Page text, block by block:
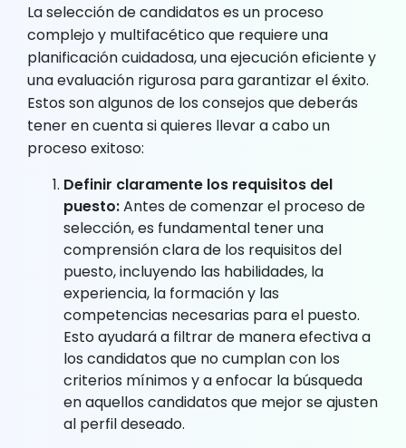
La selección de candidatos es un proceso
complejo y multifacético que requiere una
planificación cuidadosa, una ejecución eficiente y
una evaluación rigurosa para garantizar el éxito.
Estos son algunos de los consejos que deberás
tener en cuenta si quieres llevar a cabo un
proceso exitoso:
Definir claramente los requisitos del
puesto:Antes de comenzar el proceso de
selección, es fundamental tener una
comprensión clara de los requisitos del
puesto, incluyendo las habilidades, la
experiencia, la formación y las
competencias necesarias para el puesto.
Esto ayudará a filtrar de manera efectiva a
los candidatos que no cumplan con los
criterios mínimos y a enfocar la búsqueda
en aquellos candidatos que mejor se ajusten
al perfil deseado.